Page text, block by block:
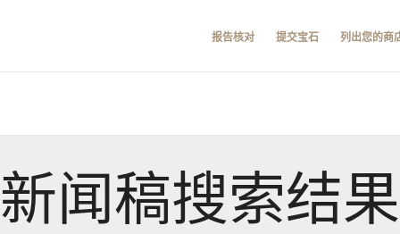
报告核对 提交宝石 列出您的商
新闻稿搜索结果